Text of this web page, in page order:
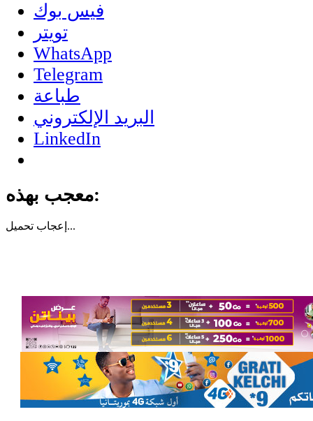
فيس بوك
تويتر
WhatsApp
Telegram
طباعة
البريد الإلكتروني
LinkedIn
معجب بهذه:
إعجاب تحميل...